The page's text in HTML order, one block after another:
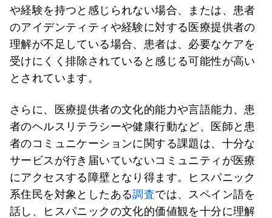
や経験を持つと感じられない場合、または、患者
のアイデンティティや経験に対する医療提供者の
理解が不足している場合、患者は、必要なケアを
受けにくく排除されていると感じる可能性が高い
とされています。
さらに、医療提供者の文化的能力や言語能力、患
者のヘルスリテラシーや健康行動など、医師と患
者のコミュニケーションに関する課題は、十分な
サービスが行き届いていないコミュニティが医療
にアクセスする障壁となり得ます。ヒスパニック
系住民を対象としたある調査では、スペイン語を
話し、ヒスパニックの文化的価値観を十分に理解